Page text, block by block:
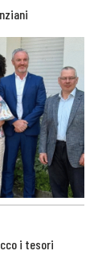
i tesori